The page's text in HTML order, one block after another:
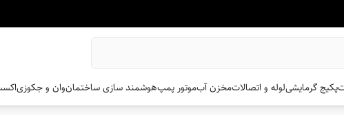
پکیج گرمایشیلوله و اتصالاتمخزن آبموتور پمپهوشمند سازی ساختمانوان و جکوزی